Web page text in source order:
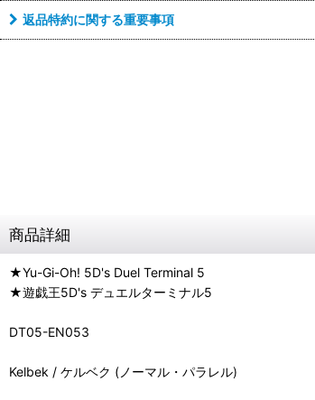
返品特約に関する重要事項
商品詳細
★Yu-Gi-Oh! 5D's Duel Terminal 5
★遊戯王5D's デュエルターミナル5
DT05-EN053
Kelbek / ケルベク (ノーマル・パラレル)